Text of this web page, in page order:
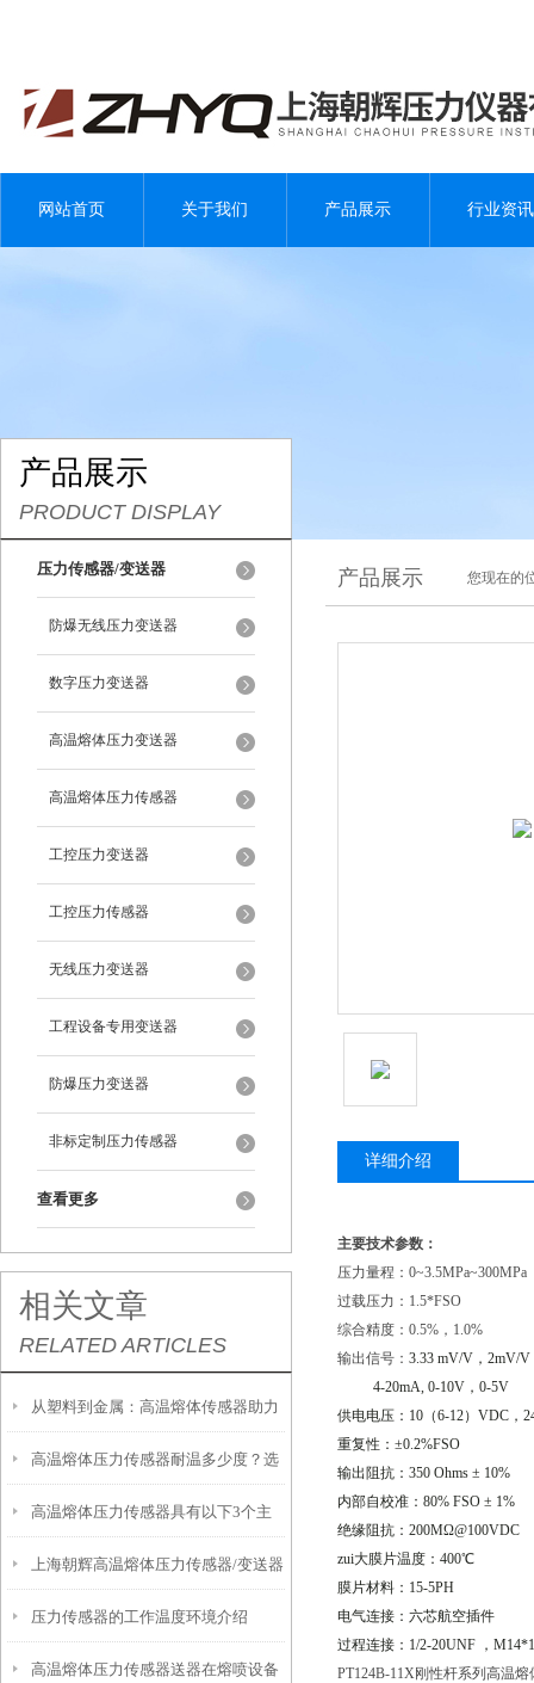
网站首页 关于我们 产品展示 行业资讯
产品展示
PRODUCT DISPLAY
压力传感器/变送器
防爆无线压力变送器
数字压力变送器
高温熔体压力变送器
高温熔体压力传感器
工控压力变送器
工控压力传感器
无线压力变送器
工程设备专用变送器
防爆压力变送器
非标定制压力传感器
查看更多
相关文章
RELATED ARTICLES
从塑料到金属：高温熔体传感器助力
制造工艺效率提升
高温熔体压力传感器耐温多少度？选
型必须知道的参数
高温熔体压力传感器具有以下3个主
要特点
上海朝辉高温熔体压力传感器/变送器
安装前注意事项
压力传感器的工作温度环境介绍
高温熔体压力传感器送器在熔喷设备
产品展示 您现在的
详细介绍
主要技术参数：
压力量程：0~3.5MPa~300MPa
过载压力：1.5*FSO
综合精度：0.5%，1.0%
输出信号： 3.33 mV/V ， 2mV/V
4-20mA, 0-10V ， 0-5V
供电电压： 10 （6-12） VDC ，
重复性：±0.2%FSO
输出阻抗： 350 Ohms ± 10%
内部自校准： 80% FSO ± 1%
绝缘阻抗： 200MΩ@100VDC
zui大膜片温度： 400℃
膜片材料： 15-5PH
电气连接：六芯航空插件
过程连接： 1/2-20UNF ，
PT124B-11X刚性杆系列高温